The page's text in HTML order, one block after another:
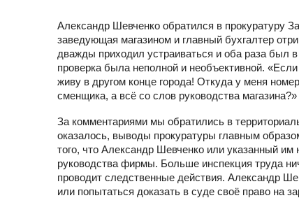
Александр Шевченко обратился в прокуратуру
заведующая магазином и главный бухгалтер
дважды приходил устраиваться и оба раза был
проверка была неполной и необъективной.
живу в другом конце города! Откуда у меня
сменщика, а всё со слов руководства
За комментариями мы обратились в
оказалось, выводы прокуратуры главным
того, что Александр Шевченко или указанный
руководства фирмы. Больше инспекция труда
проводит следственные действия. Александр
или попытаться доказать в суде своё право на